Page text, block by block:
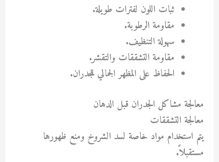
ثبات اللون لفترات طويلة.
مقاومة الرطوبة.
سهولة التنظيف.
مقاومة التشققات والتقشر.
الحفاظ على المظهر الجمالي للجدران.
معالجة مشاكل الجدران قبل الدهان
معالجة التشققات
يتم استخدام مواد خاصة لسد الشروخ ومنع ظهورها
مستقبلاً.